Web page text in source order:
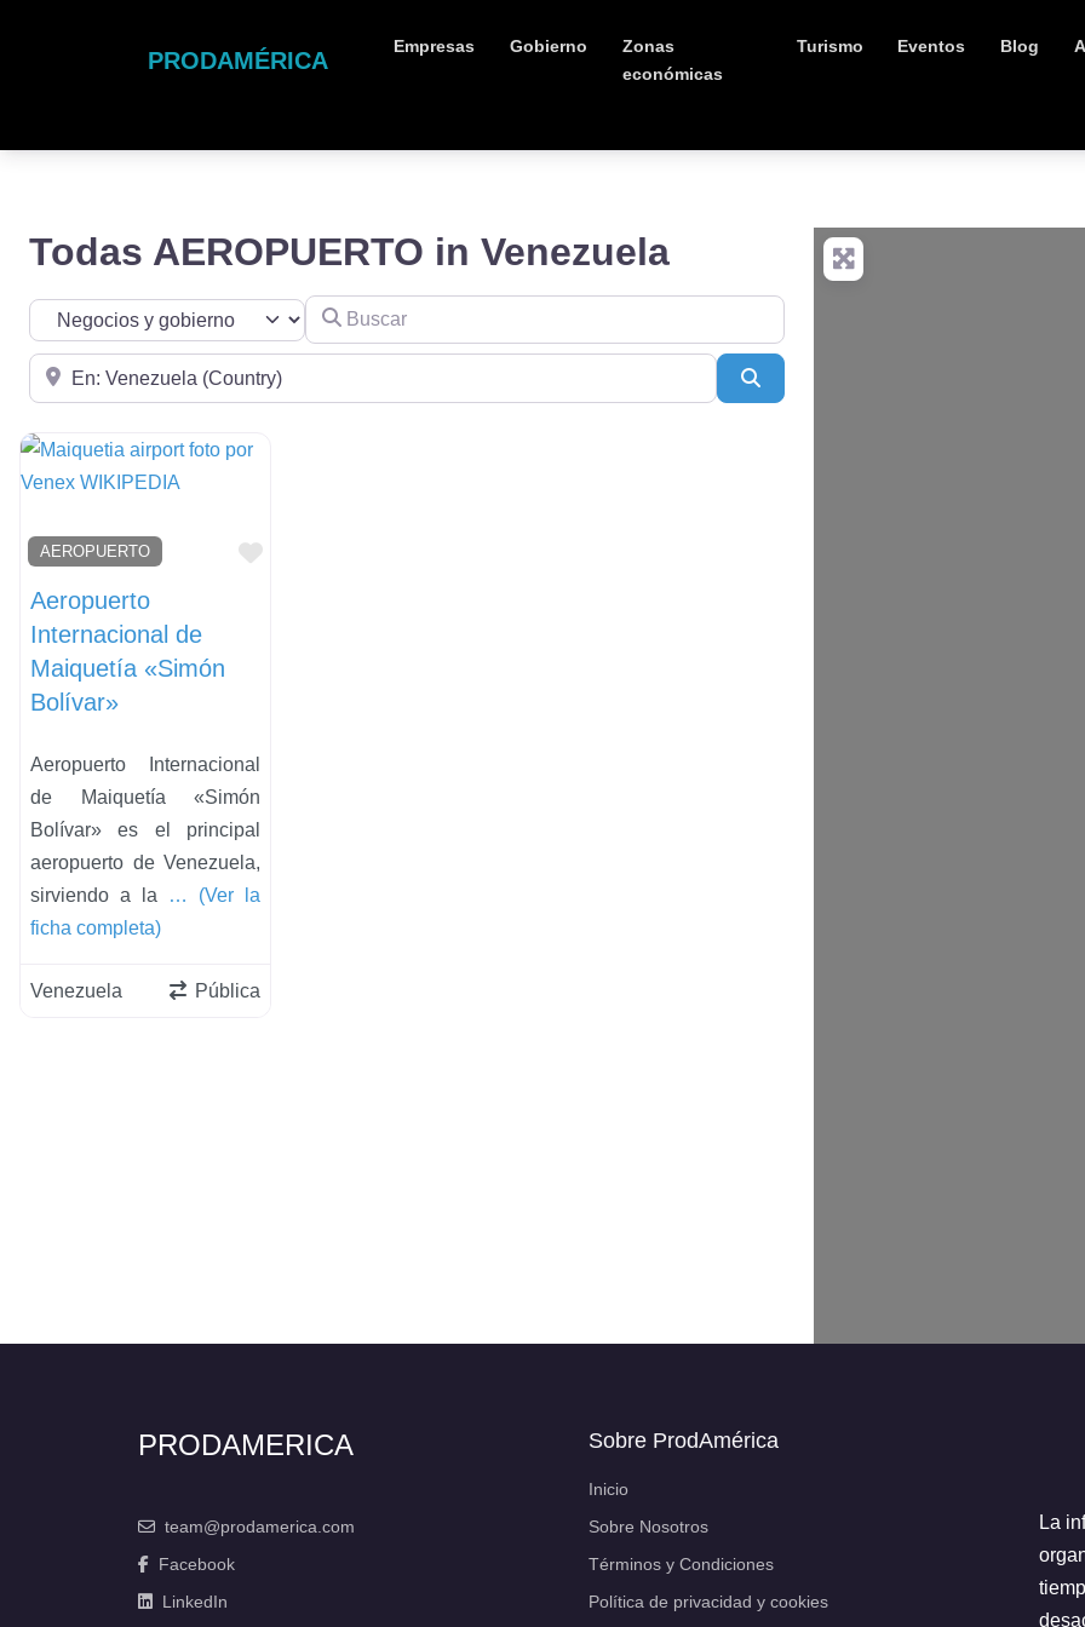
PRODAMÉRICA
Empresas Gobierno
Zonas
económicas
Turismo Eventos Blog
Todas AEROPUERTO in Venezuela
Seleccionar el formulario de búsqueda
Buscar
Cerca de
AEROPUERTO
Favorito
Aeropuerto
Internacional de
Maiquetía «Simón
Bolívar»
Aeropuerto Internacional
de Maiquetía «Simón
Bolívar» es el principal
aeropuerto de Venezuela,
sirviendo a la
… (Ver la
ficha completa)
Venezuela Pública
PRODAMERICA
team@prodamerica.com
Facebook
LinkedIn
Sobre ProdAmérica
Inicio
Sobre Nosotros
Términos y Condiciones
Política de privacidad y cookies
La